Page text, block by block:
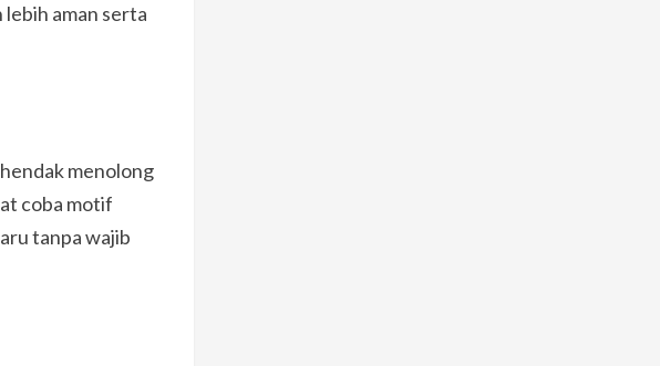
aman serta
menolong
coba motif
tanpa wajib